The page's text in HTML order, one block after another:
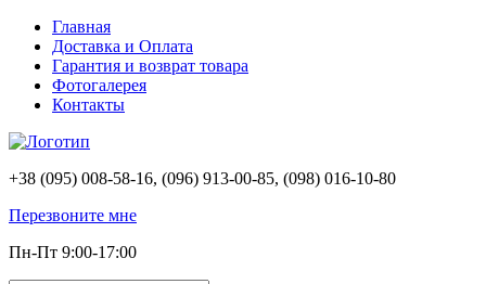
Главная
Доставка и Оплата
Гарантия и возврат товара
Фотогалерея
Контакты
+38 (095) 008-58-16, (096) 913-00-85, (098) 016-10-80
Перезвоните мне
Пн-Пт 9:00-17:00